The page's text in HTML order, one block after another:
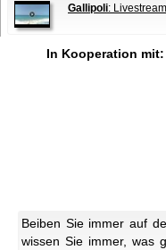
Gallipoli:
In Kooperation mit:
Beiben Sie immer auf
wissen Sie immer, was